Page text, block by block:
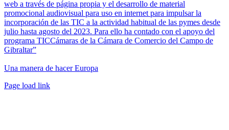
web a través de página propia y el desarrollo de material
promocional audiovisual para uso en internet para impulsar la
incorporación de las TIC a la actividad habitual de las pymes desde
julio hasta agosto del 2023. Para ello ha contado con el apoyo del
programa TICCámaras de la Cámara de Comercio del Campo de
Gibraltar”
Una manera de hacer Europa
Facebook
Twitter
Instagram
Pinterest
Page load link